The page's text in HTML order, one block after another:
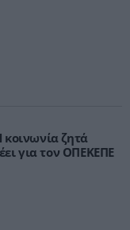
ζητά
για τον ΟΠΕΚΕΠΕ